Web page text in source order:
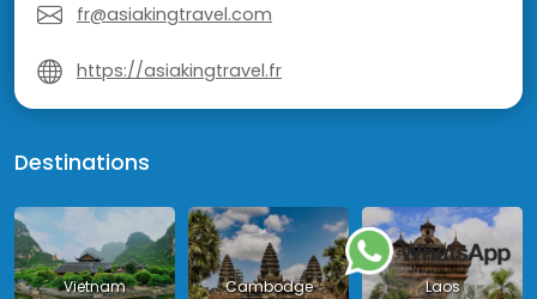
fr@asiakingtravel.com
https://asiakingtravel.fr
Destinations
Vietnam Cambodge Laos